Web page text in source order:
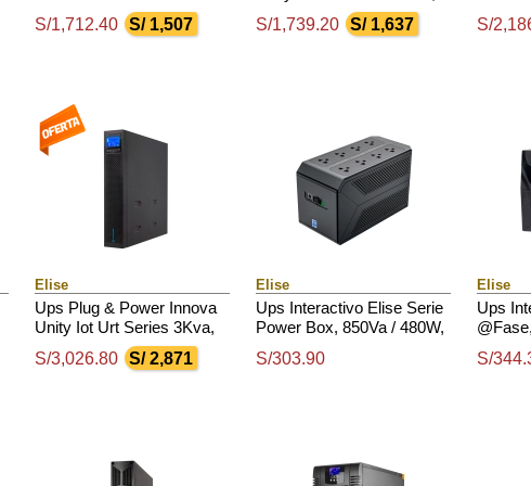
/ 4 Tomas De Salida Nema
5-15 / Rs232 / Usb
S/1,712.40 S/ 1,507
1000Va, 1000W, 220V, Db-
9 Rs232 / Usb
S/1,739.20 S/ 1,637
220-
S/
Elise
Ups Plug & Power Innova
Unity Iot Urt Series 3Kva,
3000W, 220V, Db-9 Rs232
/ Usb
S/3,026.80 S/ 2,871
Elise
Ups Interactivo Elise Serie
Power Box, 850Va / 480W,
S/303.90
Elise
Ups
S/